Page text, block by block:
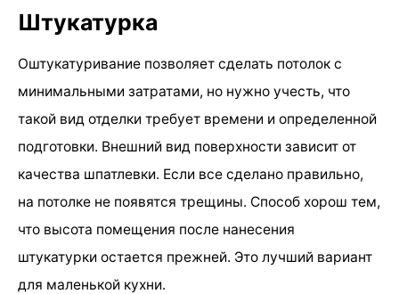
Штукатурка
Оштукатуривание позволяет сделать потолок с
минимальными затратами, но нужно учесть, что
такой вид отделки требует времени и определенной
подготовки. Внешний вид поверхности зависит от
качества шпатлевки. Если все сделано правильно,
на потолке не появятся трещины. Способ хорош тем,
что высота помещения после нанесения
штукатурки остается прежней. Это лучший вариант
для маленькой кухни.